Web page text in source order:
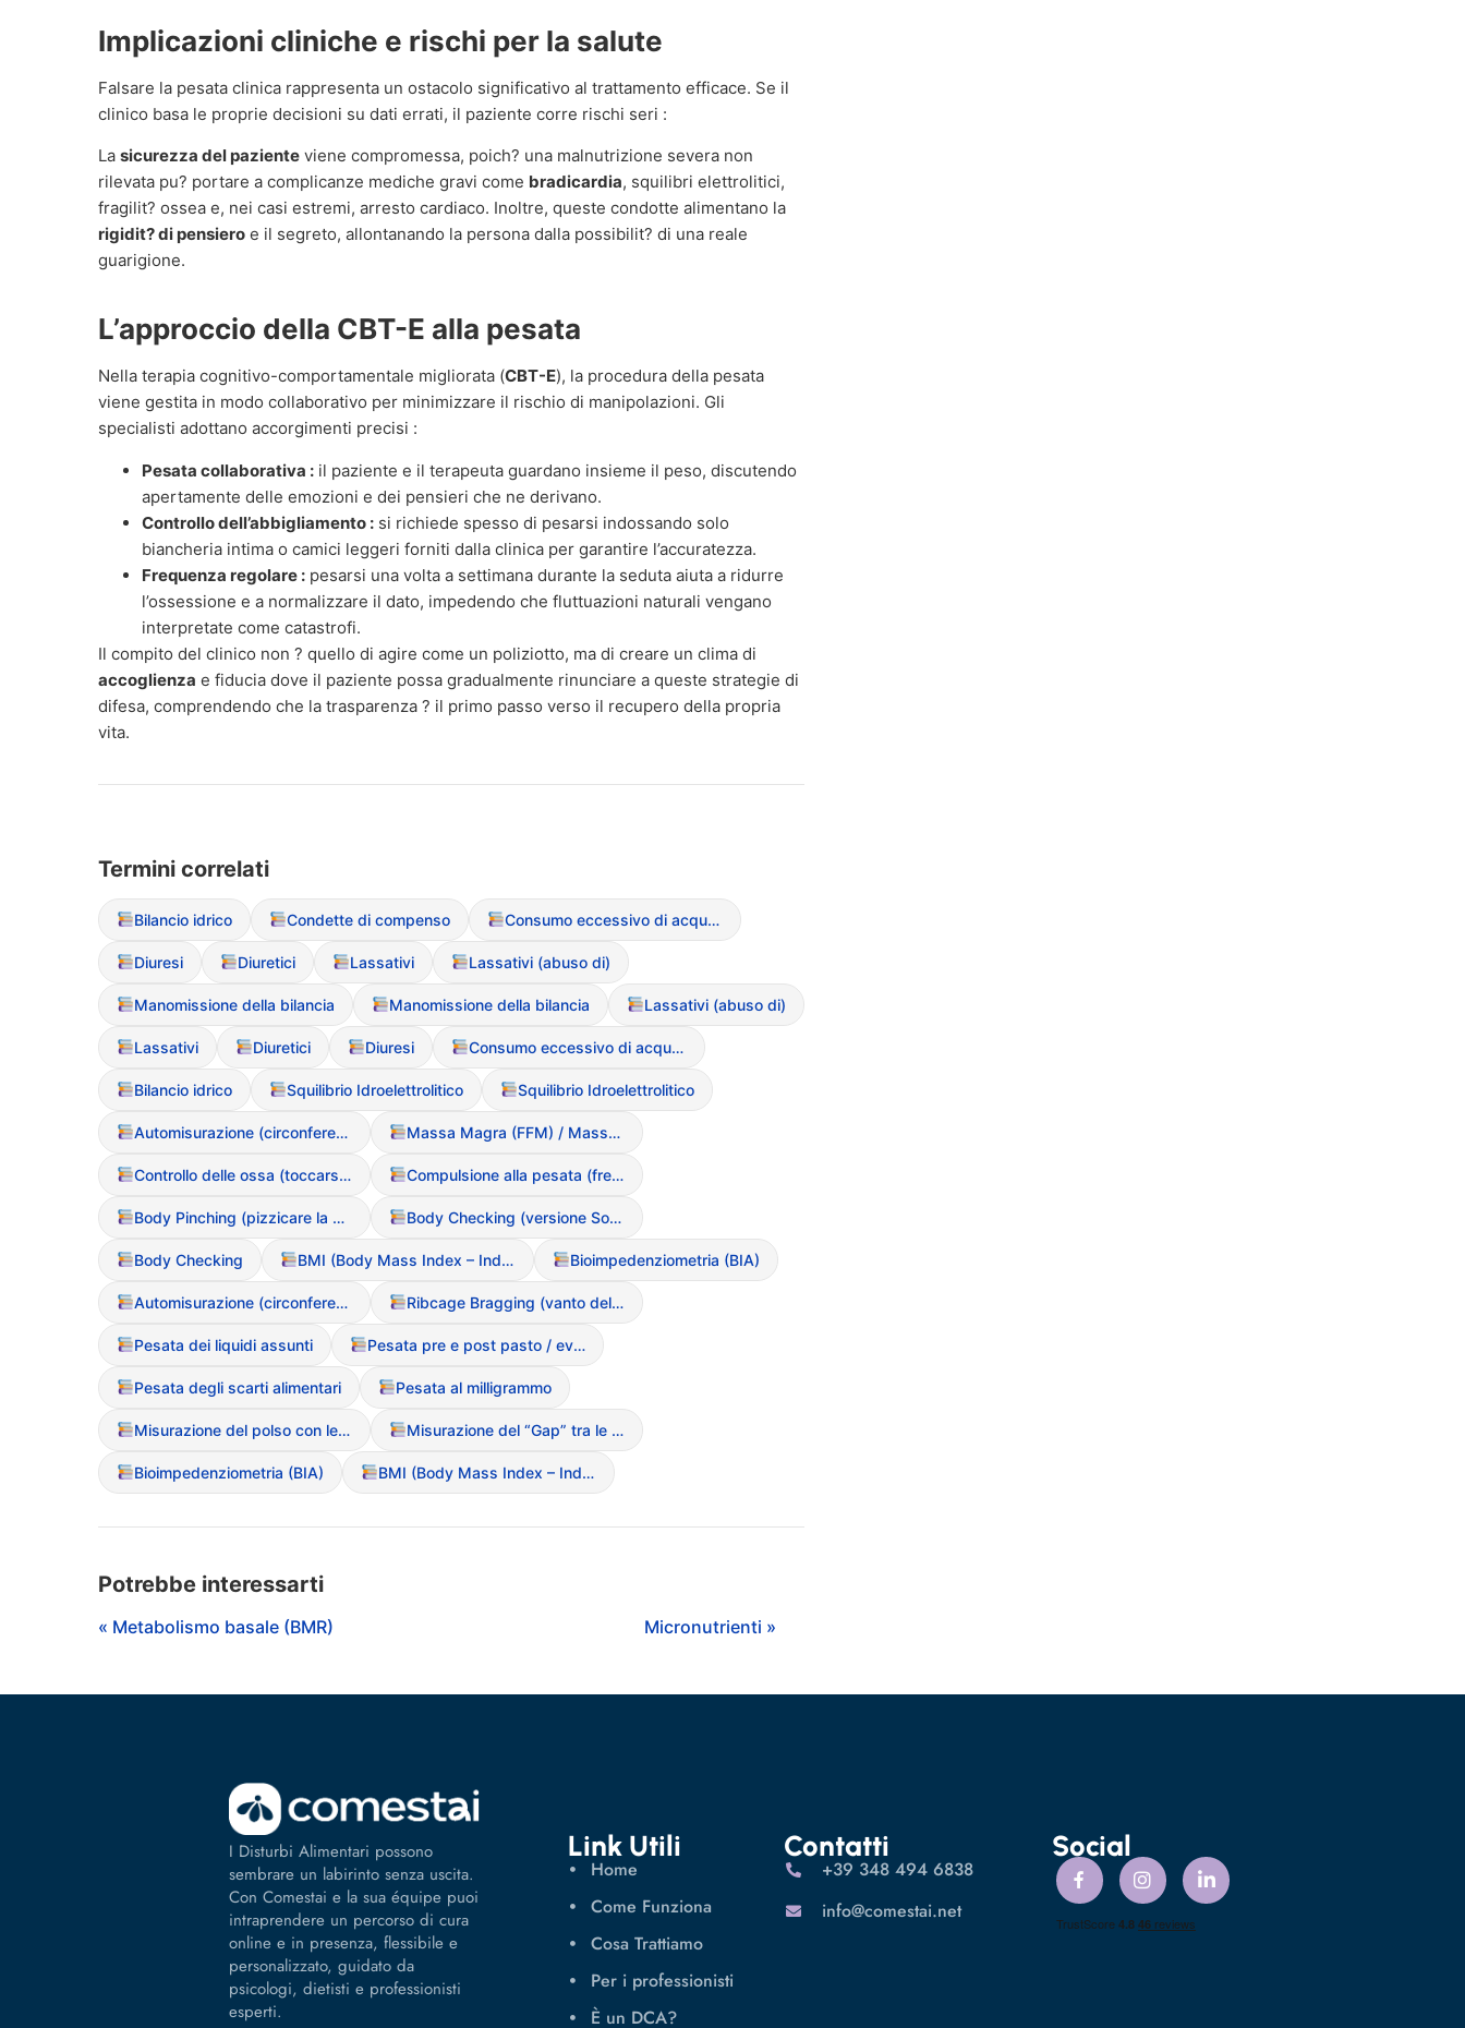
Implicazioni cliniche e rischi per la salute
Falsare la pesata clinica rappresenta un ostacolo significativo al trattamento efficace. Se il
clinico basa le proprie decisioni su dati errati, il paziente corre rischi seri :
La sicurezza del paziente viene compromessa, poich? una malnutrizione severa non
rilevata pu? portare a complicanze mediche gravi come bradicardia, squilibri elettrolitici,
fragilit? ossea e, nei casi estremi, arresto cardiaco. Inoltre, queste condotte alimentano la
rigidit? di pensiero e il segreto, allontanando la persona dalla possibilit? di una reale
guarigione.
L’approccio della CBT-E alla pesata
Nella terapia cognitivo-comportamentale migliorata (CBT-E), la procedura della pesata
viene gestita in modo collaborativo per minimizzare il rischio di manipolazioni. Gli
specialisti adottano accorgimenti precisi :
Pesata collaborativa : il paziente e il terapeuta guardano insieme il peso, discutendo
apertamente delle emozioni e dei pensieri che ne derivano.
Controllo dell’abbigliamento : si richiede spesso di pesarsi indossando solo
biancheria intima o camici leggeri forniti dalla clinica per garantire l’accuratezza.
Frequenza regolare : pesarsi una volta a settimana durante la seduta aiuta a ridurre
l’ossessione e a normalizzare il dato, impedendo che fluttuazioni naturali vengano
interpretate come catastrofi.
Il compito del clinico non ? quello di agire come un poliziotto, ma di creare un clima di
accoglienza e fiducia dove il paziente possa gradualmente rinunciare a queste strategie di
difesa, comprendendo che la trasparenza ? il primo passo verso il recupero della propria
vita.
Termini correlati
Bilancio idrico Condette di compenso Consumo eccessivo di acqua (Water loading)
Diuresi Diuretici Lassativi Lassativi (abuso di)
Manomissione della bilancia Manomissione della bilancia Lassativi (abuso di)
Lassativi Diuretici Diuresi Consumo eccessivo di acqua (Water loading)
Bilancio idrico Squilibrio Idroelettrolitico Squilibrio Idroelettrolitico
Automisurazione (circonferenze corporee) Massa Magra (FFM) / Massa Grassa (FM)
Controllo delle ossa (toccarsi costantemente clavicole o anche) Compulsione alla pesata (frequenza plurigiornaliera)
Body Pinching (pizzicare la pelle per controllare il grasso) Body Checking (versione Social: postare foto per validazione)
Body Checking BMI (Body Mass Index – Indice di Massa Corporea) Bioimpedenziometria (BIA)
Automisurazione (circonferenze corporee) Ribcage Bragging (vanto delle costole visibili)
Pesata dei liquidi assunti Pesata pre e post pasto / evacuazione
Pesata degli scarti alimentari Pesata al milligrammo
Misurazione del polso con le dita Misurazione del “Gap” tra le cosce (Thigh gap)
Bioimpedenziometria (BIA) BMI (Body Mass Index – Indice di Massa Corporea)
Potrebbe interessarti
« Metabolismo basale (BMR) Micronutrienti »
I Disturbi Alimentari possono
sembrare un labirinto senza uscita.
Con Comestai e la sua équipe puoi
intraprendere un percorso di cura
online e in presenza, flessibile e
personalizzato, guidato da
psicologi, dietisti e professionisti
esperti.
Link Utili
Home
Come Funziona
Cosa Trattiamo
Per i professionisti
È un DCA?
Contatti
‪+39 348 494 6838
info@comestai.net
Social